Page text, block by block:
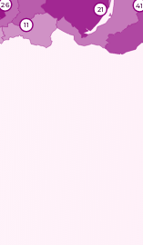
41
26
21
11